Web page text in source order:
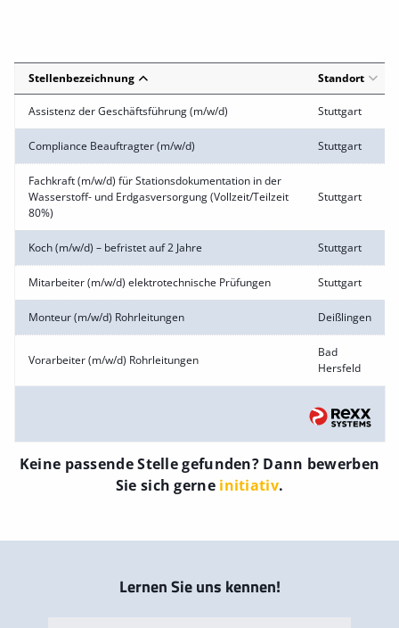
Stellenbezeichnung Standort
Assistenz der Geschäftsführung (m/w/d) Stuttgart
Compliance Beauftragter (m/w/d) Stuttgart
Fachkraft (m/w/d) für Stationsdokumentation in der
Wasserstoff- und Erdgasversorgung (Vollzeit/Teilzeit
80%)
Stuttgart
Koch (m/w/d) – befristet auf 2 Jahre Stuttgart
Mitarbeiter (m/w/d) elektrotechnische Prüfungen Stuttgart
Monteur (m/w/d) Rohrleitungen Deißlingen
Vorarbeiter (m/w/d) Rohrleitungen
Bad
Hersfeld
Keine passende Stelle gefunden? Dann bewerben
Sie sich gerne initiativ.
Lernen Sie uns kennen!